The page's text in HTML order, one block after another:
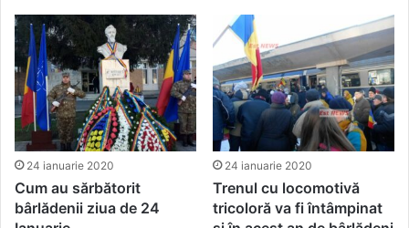
24 ianuarie 2020
Cum au sărbătorit
bârlădenii ziua de 24
24 ianuarie 2020
Trenul cu locomotivă
tricoloră va fi întâmpinat